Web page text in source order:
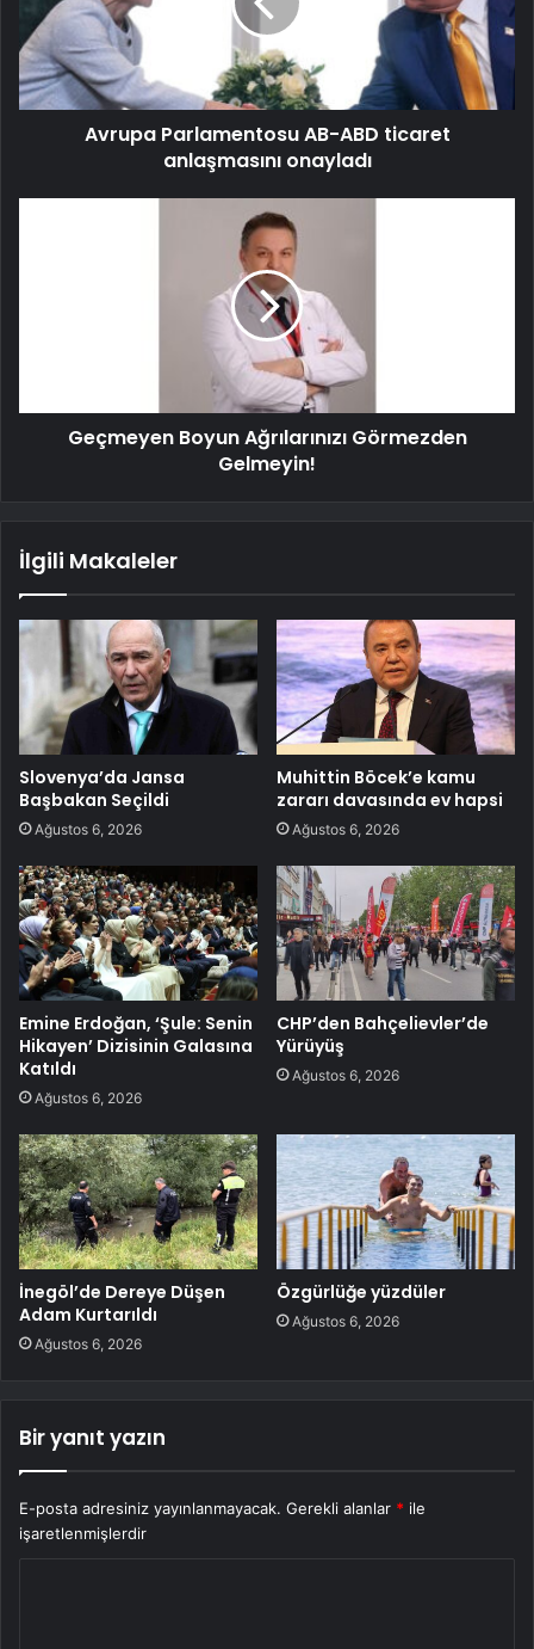
Avrupa Parlamentosu AB-ABD ticaret
anlaşmasını onayladı
Geçmeyen Boyun Ağrılarınızı Görmezden
Gelmeyin!
İlgili Makaleler
Slovenya’da Jansa
Başbakan Seçildi
Ağustos 6, 2026
Muhittin Böcek’e kamu
zararı davasında ev hapsi
Ağustos 6, 2026
Emine Erdoğan, ‘Şule: Senin
Hikayen’ Dizisinin Galasına
Katıldı
Ağustos 6, 2026
CHP’den Bahçelievler’de
Yürüyüş
Ağustos 6, 2026
İnegöl’de Dereye Düşen
Adam Kurtarıldı
Ağustos 6, 2026
Özgürlüğe yüzdüler
Ağustos 6, 2026
Bir yanıt yazın
E-posta adresiniz yayınlanmayacak. Gerekli alanlar * ile
işaretlenmişlerdir